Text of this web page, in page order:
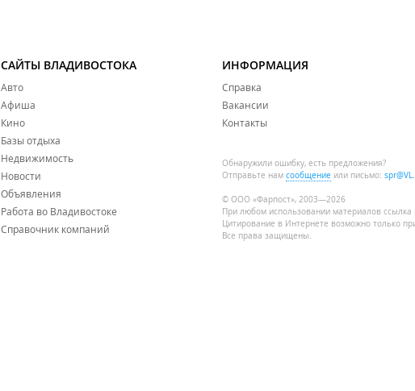
САЙТЫ ВЛАДИВОСТОКА
Авто
Афиша
Кино
Базы отдыха
Недвижимость
Новости
Объявления
Работа во Владивостоке
Справочник компаний
ИНФОРМАЦИЯ
Справка
Вакансии
Контакты
Обнаружили ошибку, есть предложения?
Отправьте нам сообщение или письмо:
© ООО «Фарпост», 2003—2026
При любом использовании материалов ссылка
Цитирование в Интернете возможно только
Все права защищены.